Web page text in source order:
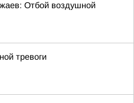
Отбой воздушной
тревоги